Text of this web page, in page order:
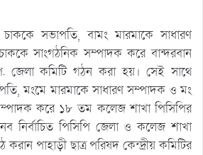
চাককে সভাপতি, বামং মারমাকে সাধারণ
সাংগঠনিক সম্পাদক করে বান্দরবান
জেলা কমিটি গঠন করা হয়। সেই সাথে
মংমে মারমাকে সাধারণ সম্পাদক ও মং
করে ১৮ তম কলেজ শাখা পিসিপির
নির্বাচিত পিসিপি জেলা ও কলেজ শাখা
পাহাড়ী ছাত্র পরিষদ কেন্দ্রীয় কমিটির